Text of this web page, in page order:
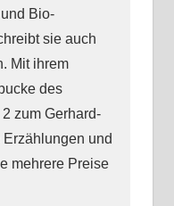
Bio-
sie auch
Mit ihrem
des
zum Gerhard-
und
mehrere Preise